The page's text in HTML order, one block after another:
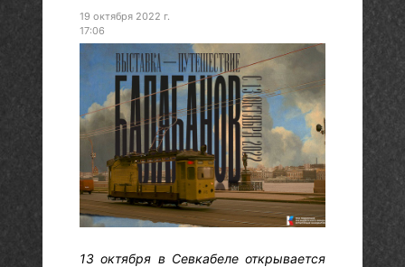
19 октября 2022 г.
17:06
13 октября в Севкабеле открывается